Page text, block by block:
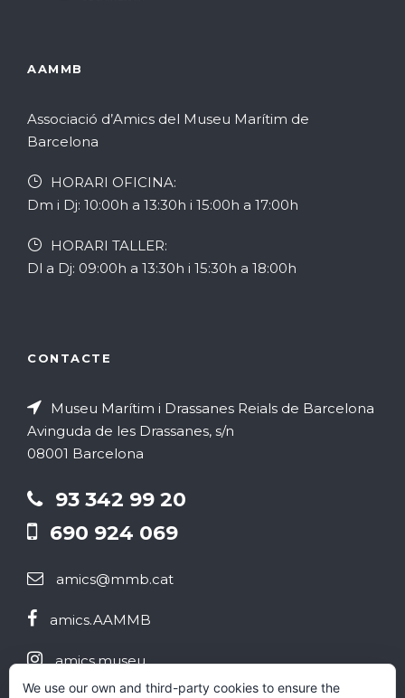
AAMMB
Associació d’Amics del Museu Marítim de
Barcelona
HORARI OFICINA:
Dm i Dj: 10:00h a 13:30h i 15:00h a 17:00h
HORARI TALLER:
Dl a Dj: 09:00h a 13:30h i 15:30h a 18:00h
CONTACTE
Museu Marítim i Drassanes Reials de Barcelona
Avinguda de les Drassanes, s/n
08001 Barcelona
93 342 99 20
690 924 069
amics@mmb.cat
amics.AAMMB
amics.museu
We use our own and third-party cookies to ensure the